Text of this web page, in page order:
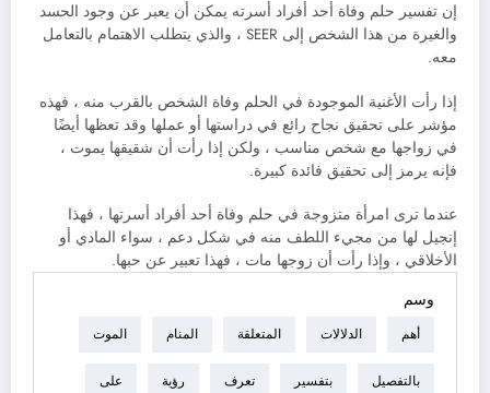
إن تفسير حلم وفاة أحد أفراد أسرته يمكن أن يعبر عن وجود الحسد
والغيرة من هذا الشخص إلى SEER ، والذي يتطلب الاهتمام بالتعامل
معه.
إذا رأت الأغنية الموجودة في الحلم وفاة الشخص بالقرب منه ، فهذه
مؤشر على تحقيق نجاح رائع في دراستها أو عملها وقد تعظها أيضًا
في زواجها مع شخص مناسب ، ولكن إذا رأت أن شقيقها يموت ،
فإنه يرمز إلى تحقيق فائدة كبيرة.
عندما ترى امرأة متزوجة في حلم وفاة أحد أفراد أسرتها ، فهذا
إنجيل لها من مجيء اللطف منه في شكل دعم ، سواء المادي أو
الأخلاقي ، وإذا رأت أن زوجها مات ، فهذا تعبير عن حبها.
وسم
أهم الدلالات المتعلقة المنام الموت
بالتفصيل بتفسير تعرف رؤية على